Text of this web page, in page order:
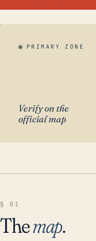
PRIMARY ZONE
Verify on the
official map
§ 01
Themap.